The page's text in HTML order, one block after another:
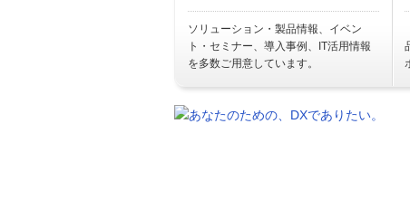
ソリューション・製品情報、イベン
ト・セミナー、導入事例、IT活用情報
を多数ご用意しています。